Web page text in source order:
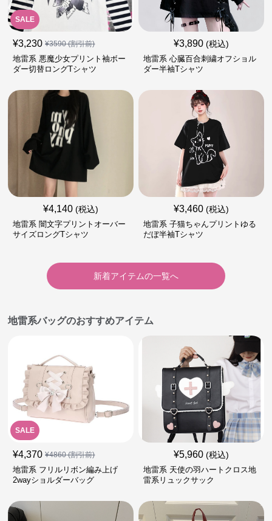
SALE
¥3,230 ¥3590(割引前)
地雷系 悪魔少女プリント袖ボー
ダー切替ロングTシャツ
¥3,890 (税込)
地雷系 心臓百合刺繍オフショル
ダー半袖Tシャツ
¥4,140 (税込)
地雷系 闇文字プリントオーバー
サイズロングTシャツ
¥3,460 (税込)
地雷系 子猫ちゃんプリントゆる
だぼ半袖Tシャツ
新着アイテムの一覧へ
地雷系バッグのおすすめアイテム
SALE
¥4,370 ¥4860(割引前)
地雷系 フリルリボン編み上げ
2wayショルダーバッグ
¥5,960 (税込)
地雷系 天使の羽ハートクロス地
雷系リュックサック